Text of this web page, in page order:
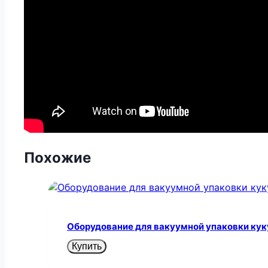
Похожие
Оборудование для вакуумной упаковки
Купить